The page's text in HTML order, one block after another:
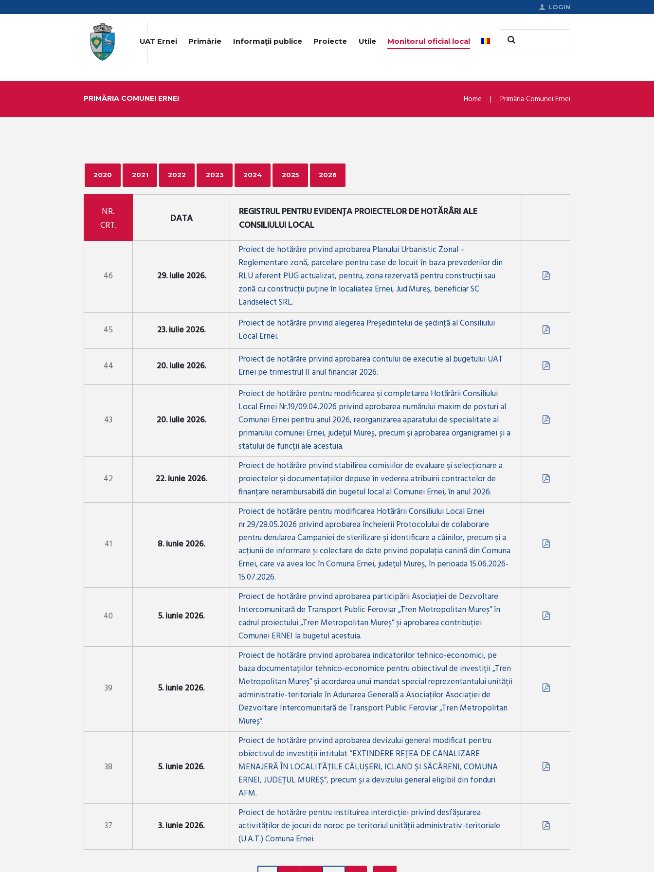
LOGIN
UAT Ernei Primărie Informații publice Proiecte Utile Monitorul oficial local
PRIMĂRIA COMUNEI ERNEI Home Primăria Comunei Ernei
2020 2021 2022 2023 2024 2025 2026
NR.
CRT.
DATA
REGISTRUL PENTRU EVIDENȚA PROIECTELOR DE HOTĂRÂRI ALE
CONSILIULUI LOCAL
46 29. iulie 2026.
Proiect de hotărâre privind aprobarea Planului Urbanistic Zonal –
Reglementare zonă, parcelare pentru case de locuit în baza prevederilor din
RLU aferent PUG actualizat, pentru, zona rezervată pentru construcții sau
zonă cu construcții puține în localiatea Ernei, Jud.Mureș, beneficiar SC
Landselect SRL.
45 23. iulie 2026.
Proiect de hotărâre privind alegerea Preşedintelui de şedinţă al Consiliului
Local Ernei.
44 20. iulie 2026.
Proiect de hotărâre privind aprobarea contului de executie al bugetului UAT
Ernei pe trimestrul II anul financiar 2026.
43 20. iulie 2026.
Proiect de hotărâre pentru modificarea și completarea Hotărârii Consiliului
Local Ernei Nr.19/09.04.2026 privind aprobarea numărului maxim de posturi al
Comunei Ernei pentru anul 2026, reorganizarea aparatului de specialitate al
primarului comunei Ernei, județul Mureș, precum și aprobarea organigramei și a
statului de funcții ale acestuia.
42 22. iunie 2026.
Proiect de hotărâre privind stabilirea comisiilor de evaluare şi selecţionare a
proiectelor şi documentaţiilor depuse în vederea atribuirii contractelor de
finanţare nerambursabilă din bugetul local al Comunei Ernei, în anul 2026.
41 8. iunie 2026.
Proiect de hotărâre pentru modificarea Hotărârii Consiliului Local Ernei
nr.29/28.05.2026 privind aprobarea încheierii Protocolului de colaborare
pentru derularea Campaniei de sterilizare și identificare a câinilor, precum și a
acțiunii de informare și colectare de date privind populația canină din Comuna
Ernei, care va avea loc în Comuna Ernei, județul Mureș, în perioada 15.06.2026-
15.07.2026.
40 5. iunie 2026.
Proiect de hotărâre privind aprobarea participării Asociației de Dezvoltare
Intercomunitară de Transport Public Feroviar „Tren Metropolitan Mureș” în
cadrul proiectului „Tren Metropolitan Mureș” și aprobarea contribuției
Comunei ERNEI la bugetul acestuia.
39 5. iunie 2026.
Proiect de hotărâre privind aprobarea indicatorilor tehnico-economici, pe
baza documentațiilor tehnico-economice pentru obiectivul de investiții „Tren
Metropolitan Mureș” și acordarea unui mandat special reprezentantului unității
administrativ-teritoriale în Adunarea Generală a Asociaților Asociației de
Dezvoltare Intercomunitară de Transport Public Feroviar „Tren Metropolitan
Mureș”.
38 5. iunie 2026.
Proiect de hotărâre privind aprobarea devizului general modificat pentru
obiectivul de investiții intitulat “EXTINDERE REȚEA DE CANALIZARE
MENAJERĂ ÎN LOCALITĂȚILE CĂLUȘERI, ICLAND ȘI SĂCĂRENI, COMUNA
ERNEI, JUDEȚUL MUREȘ”, precum și a devizului general eligibil din fonduri
AFM.
37 3. iunie 2026.
Proiect de hotărâre pentru instituirea interdicției privind desfășurarea
activităților de jocuri de noroc pe teritoriul unității administrativ-teritoriale
(U.A.T.) Comuna Ernei.